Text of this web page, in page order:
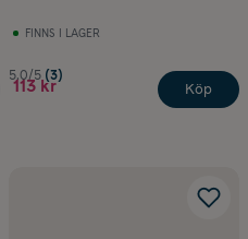
FINNS I LAGER
5.0/5 (3)
113 kr Köp